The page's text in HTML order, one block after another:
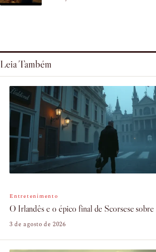
Leia Também
Entretenimento
O Irlandês e o épico final de Scorsese sobre
3 de agosto de 2026